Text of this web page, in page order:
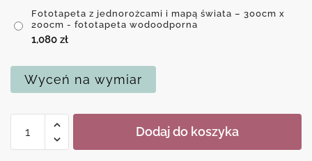
Fototapeta z jednorożcami i mapą świata – 300cm x
200cm - fototapeta wodoodporna
1,080 zł
Wyceń na wymiar
Fototapeta
Dodaj do koszyka